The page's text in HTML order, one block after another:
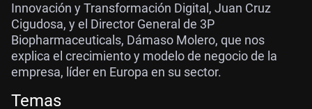
Innovación y Transformación Digital, Juan Cruz
Cigudosa, y el Director General de 3P
Biopharmaceuticals, Dámaso Molero, que nos
explica el crecimiento y modelo de negocio de la
empresa, líder en Europa en su sector.
Temas